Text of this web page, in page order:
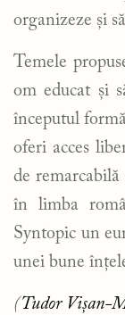
organizeze și
Temele
om educat și
începutul
oferi acces
de
în limba
Syntopic un
unei bune
(Tudor Vișan-